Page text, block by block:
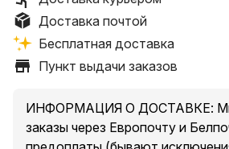
диода.
*Дополнительно (по запросу)
укомплектовать более
Доставка по РБ: Европочта /
*согласно тарифам почты ~ 7 BYN
Самовывоз: г.Минск
Доставка почтой
Бесплатная доставка
Пункт выдачи заказов
ИНФОРМАЦИЯ О ДОСТАВКЕ: Мы
заказы через Европочту и